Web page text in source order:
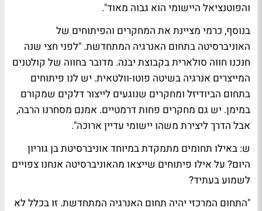
והפוטנציאל היישומי הוא גבוה מאוד".
בנוסף, כרמי מציינת את המחקרים והפיתוחים של
האוניברסיטה בתחום האנרגיה המתחדשת. "לפני חצי שנה
חנכנו חווה סולארית בקבוצת יבנה. מדובר בחווה של קולטנים
המייצרים אנרגיה בשיטה פוטו-וולטאית. יש לנו פיתוחים
בתחום הביודיזל ומחקרים שנוגעים לייצור דלקים שמקורם
במימן. יש גם מחקרים פחות דרמטיים. אמנם מסחרנו הרבה,
אבל הדרך ליצירת משהו יישומי עדיין ארוכה".
ש: באילו תחומים מתמקדת במיוחד אוניברסיטת בן גוריון
היום? על אילו פיתוחים שייצאו מהאוניברסיטה אנחנו צפויים
לשמוע בעתיד?
"התחום המרכזי יהיה תחום האנרגיה המתחדשת. זו בכלל לא